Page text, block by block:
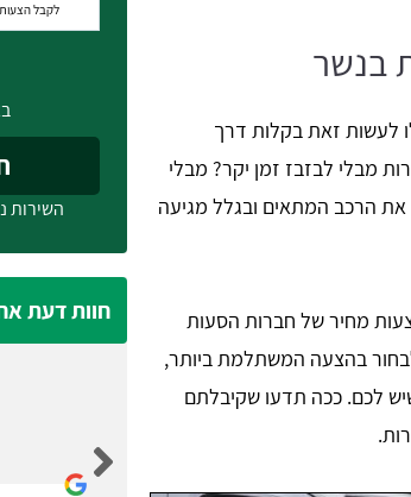
בנשר
לעשות זאת בקלות דרך
מבלי לבזבז זמן יקר? מבלי
את הרכב המתאים ובגלל מגיעה
מחיר של חברות הסעות
בהצעה המשתלמת ביותר,
לכם. ככה תדעו שקיבלתם
לקבל הצעות
השירות
חוות דעת